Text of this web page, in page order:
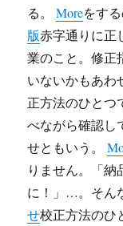
る。Moreをす
版赤字通りに正
業のこと。修正
いないかもあ
正方法のひとつ
べながら確認し
せともいう。
りません。「納
に！」…。そん
せ校正方法のひ